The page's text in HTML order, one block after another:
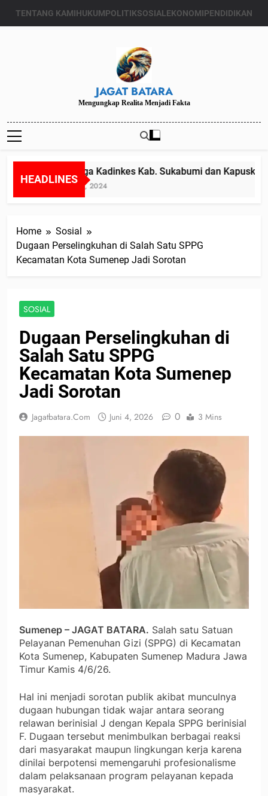
TENTANG KAMIHUKUMPOLITIKSOSIALEKONOMIPENDIDIKAN
JAGAT BATARA
Mengungkap Realita Menjadi Fakta
HEADLINES
Diduga Kadinkes Kab. Sukabumi dan
Juli 24, 2024
Home
Sosial
Dugaan Perselingkuhan di Salah Satu SPPG
Kecamatan Kota Sumenep Jadi Sorotan
SOSIAL
Dugaan Perselingkuhan di
Salah Satu SPPG
Kecamatan Kota Sumenep
Jadi Sorotan
Jagatbatara.com Juni 4, 2026 0 3 Mins
Sumenep – JAGAT BATARA. Salah satu Satuan
Pelayanan Pemenuhan Gizi (SPPG) di Kecamatan
Kota Sumenep, Kabupaten Sumenep Madura Jawa
Timur Kamis 4/6/26.
Hal ini menjadi sorotan publik akibat munculnya
dugaan hubungan tidak wajar antara seorang
relawan berinisial J dengan Kepala SPPG berinisial
F. Dugaan tersebut menimbulkan berbagai reaksi
dari masyarakat maupun lingkungan kerja karena
dinilai berpotensi memengaruhi profesionalisme
dalam pelaksanaan program pelayanan kepada
masyarakat.